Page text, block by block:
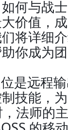
何与战
价值，
将详细
你成为
是远程
技能，
法师的